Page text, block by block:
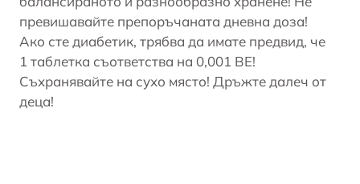
превишавайте препоръчаната дневна доза!
Ако сте диабетик, трябва да имате предвид, че
1 таблетка съответства на 0,001 BE!
Съхранявайте на сухо място! Дръжте далеч от
деца!